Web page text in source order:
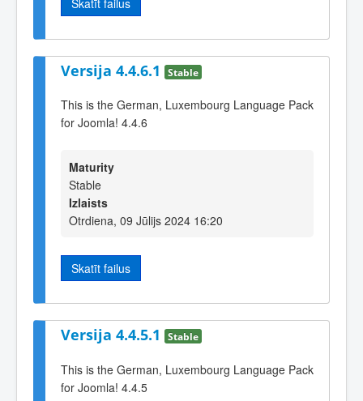
Skatīt failus
Versija 4.4.6.1 Stable
This is the German, Luxembourg Language Pack
for Joomla! 4.4.6
Maturity
Stable
Izlaists
Otrdiena, 09 Jūlijs 2024 16:20
Skatīt failus
Versija 4.4.5.1 Stable
This is the German, Luxembourg Language Pack
for Joomla! 4.4.5